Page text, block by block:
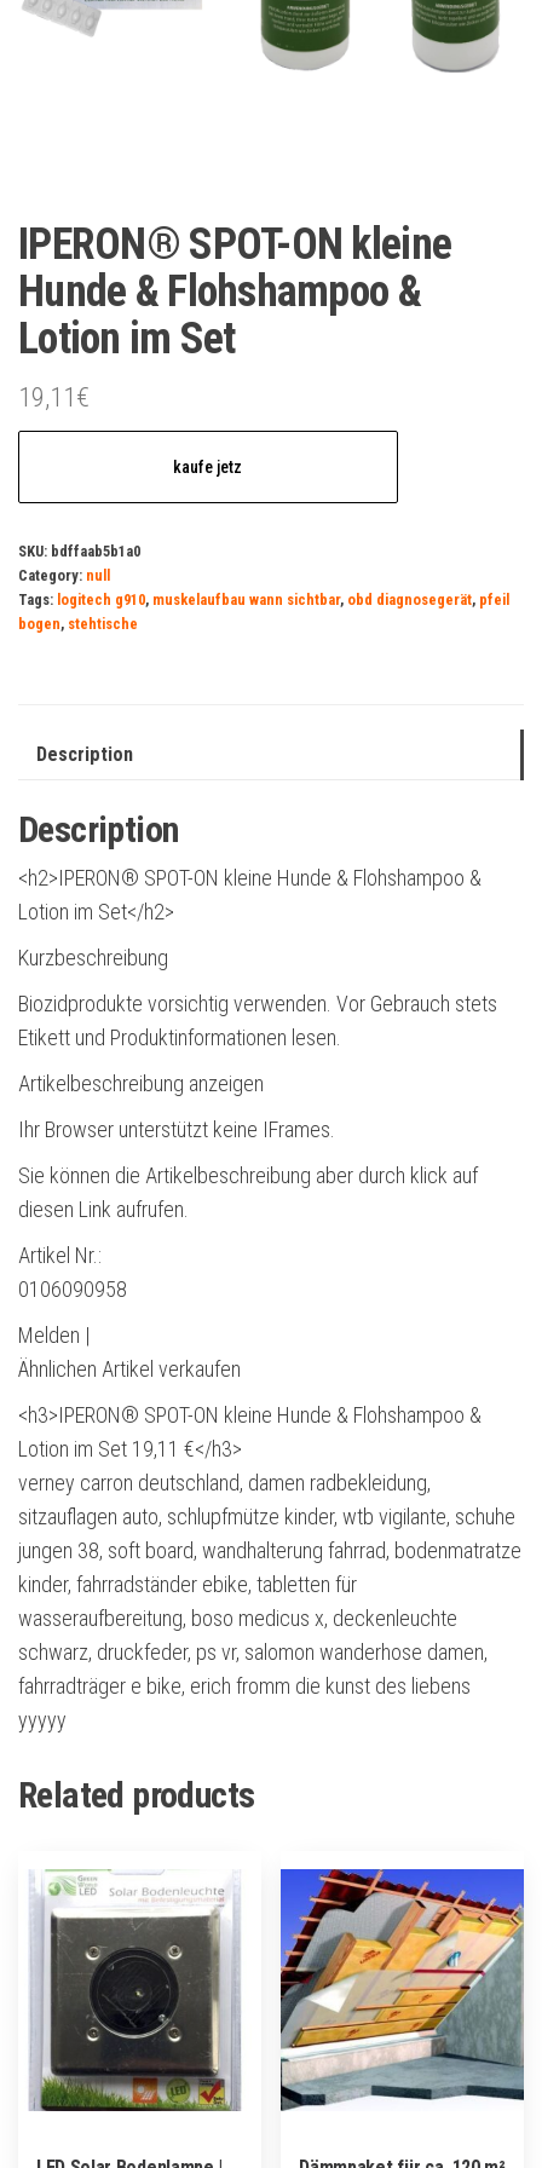
IPERON® SPOT-ON kleine
Hunde & Flohshampoo &
Lotion im Set
19,11€
kaufe jetz
SKU: bdffaab5b1a0
Category: null
Tags: logitech g910, muskelaufbau wann sichtbar, obd diagnosegerät, pfeil
bogen, stehtische
Description
Description
<h2>IPERON® SPOT-ON kleine Hunde & Flohshampoo &
Lotion im Set</h2>
Kurzbeschreibung
Biozidprodukte vorsichtig verwenden. Vor Gebrauch stets
Etikett und Produktinformationen lesen.
Artikelbeschreibung anzeigen
Ihr Browser unterstützt keine IFrames.
Sie können die Artikelbeschreibung aber durch klick auf
diesen Link aufrufen.
Artikel Nr.:
0106090958
Melden |
Ähnlichen Artikel verkaufen
<h3>IPERON® SPOT-ON kleine Hunde & Flohshampoo &
Lotion im Set 19,11 €</h3>
verney carron deutschland, damen radbekleidung,
sitzauflagen auto, schlupfmütze kinder, wtb vigilante, schuhe
jungen 38, soft board, wandhalterung fahrrad, bodenmatratze
kinder, fahrradständer ebike, tabletten für
wasseraufbereitung, boso medicus x, deckenleuchte
schwarz, druckfeder, ps vr, salomon wanderhose damen,
fahrradträger e bike, erich fromm die kunst des liebens
yyyyy
Related products